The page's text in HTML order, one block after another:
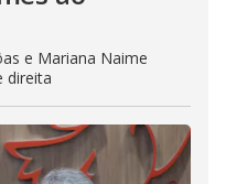
e Mariana Naime
direita